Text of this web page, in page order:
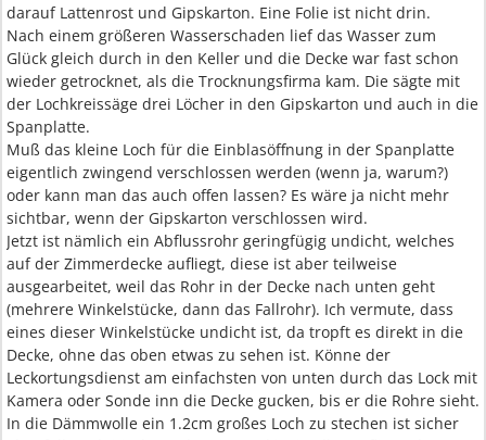
darauf Lattenrost und Gipskarton. Eine Folie ist nicht drin.
Nach einem größeren Wasserschaden lief das Wasser zum
Glück gleich durch in den Keller und die Decke war fast schon
wieder getrocknet, als die Trocknungsfirma kam. Die sägte mit
der Lochkreissäge drei Löcher in den Gipskarton und auch in die
Spanplatte.
Muß das kleine Loch für die Einblasöffnung in der Spanplatte
eigentlich zwingend verschlossen werden (wenn ja, warum?)
oder kann man das auch offen lassen? Es wäre ja nicht mehr
sichtbar, wenn der Gipskarton verschlossen wird.
Jetzt ist nämlich ein Abflussrohr geringfügig undicht, welches
auf der Zimmerdecke aufliegt, diese ist aber teilweise
ausgearbeitet, weil das Rohr in der Decke nach unten geht
(mehrere Winkelstücke, dann das Fallrohr). Ich vermute, dass
eines dieser Winkelstücke undicht ist, da tropft es direkt in die
Decke, ohne das oben etwas zu sehen ist. Könne der
Leckortungsdienst am einfachsten von unten durch das Lock mit
Kamera oder Sonde inn die Decke gucken, bis er die Rohre sieht.
In die Dämmwolle ein 1.2cm großes Loch zu stechen ist sicher